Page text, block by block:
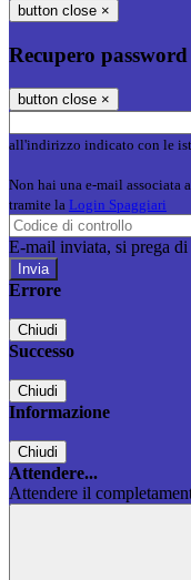
button close ×
Recupero password
button close ×
all'indirizzo indicato con le
Non hai una e-mail associata
tramite la Login Spaggiari
E-mail inviata, si prega
Errore
Chiudi
Successo
Chiudi
Informazione
Chiudi
Attendere...
Attendere il